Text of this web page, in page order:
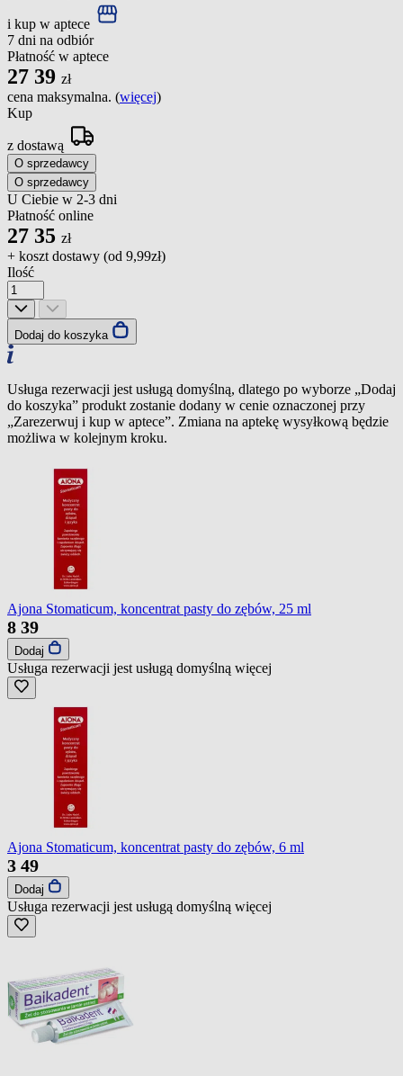
i kup w aptece
7 dni na odbiór
Płatność w aptece
27 39 zł
cena maksymalna. (więcej)
Kup
z dostawą
O sprzedawcy
O sprzedawcy
U Ciebie w 2-3 dni
Płatność online
27 35 zł
+ koszt dostawy (od 9,99zł)
Ilość
Dodaj do koszyka
Usługa rezerwacji jest usługą domyślną, dlatego po wyborze „Dodaj
do koszyka” produkt zostanie dodany w cenie oznaczonej przy
„Zarezerwuj i kup w aptece”. Zmiana na aptekę wysyłkową będzie
możliwa w kolejnym kroku.
Ajona Stomaticum, koncentrat pasty do zębów, 25 ml
8 39
Dodaj
Usługa rezerwacji jest usługą domyślną więcej
Ajona Stomaticum, koncentrat pasty do zębów, 6 ml
3 49
Dodaj
Usługa rezerwacji jest usługą domyślną więcej